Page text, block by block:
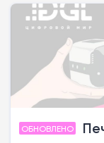
ОБНОВЛЕНО